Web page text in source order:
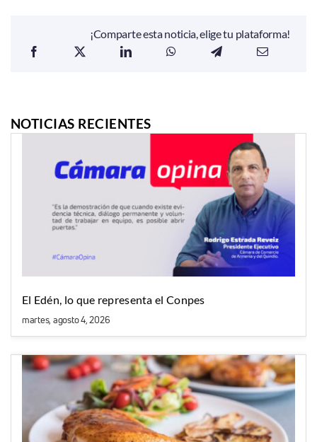
¡Comparte esta noticia, elige tu plataforma!
NOTICIAS RECIENTES
El Edén, lo que representa el Conpes
martes, agosto 4, 2026